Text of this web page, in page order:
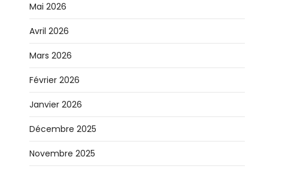
Mai 2026
Avril 2026
Mars 2026
Février 2026
Janvier 2026
Décembre 2025
Novembre 2025